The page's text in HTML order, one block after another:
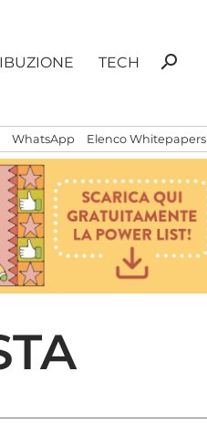
TECH
Ricerca
search
WhatsApp Elenco Whitepapers